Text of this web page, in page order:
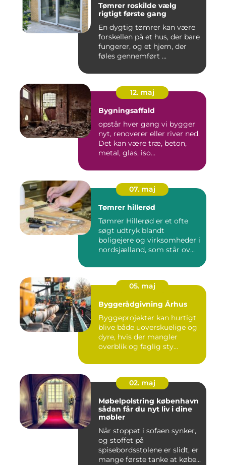
Tømrer roskilde vælg
rigtigt første gang
En dygtig tømrer kan være
forskellen på et hus, der bare
fungerer, og et hjem, der
føles gennemført ...
12. maj
Bygningsaffald
opstår hver gang vi bygger
nyt, renoverer eller river ned.
Det kan være træ, beton,
metal, glas, iso...
07. maj
Tømrer hillerød
Tømrer Hillerød er et ofte
søgt udtryk blandt
boligejere og virksomheder i
nordsjælland, som står ov...
05. maj
Byggerådgivning Århus
Byggeprojekter kan hurtigt
blive både uoverskuelige og
dyre, hvis der mangler
overblik og faglig sty...
02. maj
Møbelpolstring københavn
sådan får du nyt liv i dine
møbler
Når stoppet i sofaen synker,
og stoffet på
spisebordsstolene er slidt, er
mange første tanke at købe...